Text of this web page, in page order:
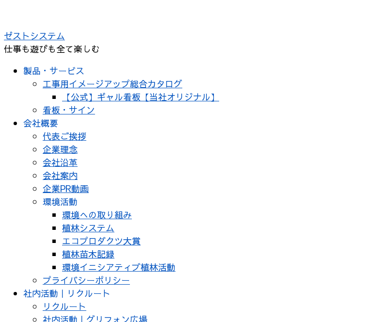
テ
ン
ゼストシステム
仕事も遊びも全て楽しむ
製品・サービス
工事用イメージアップ総合カタログ
【公式】ギャル看板【当社オリジナル】
看板・サイン
会社概要
代表ご挨拶
企業理念
会社沿革
会社案内
企業PR動画
環境活動
環境への取り組み
植林システム
エコプロダクツ大賞
植林苗木記録
環境イニシアティブ植林活動
プライバシーポリシー
社内活動｜リクルート
リクルート
社内活動｜グリフォン広場